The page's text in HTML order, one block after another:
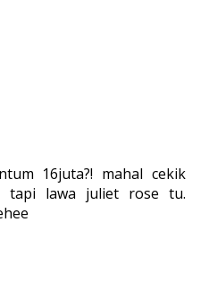
16juta?! mahal cekik
tapi lawa juliet rose tu.